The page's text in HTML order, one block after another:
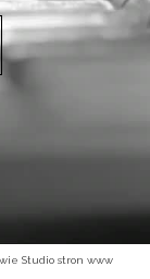
Studio stron www